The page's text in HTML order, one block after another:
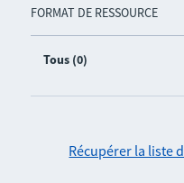
FORMAT DE RESSOURCE
Tous (0)
Récupérer la liste